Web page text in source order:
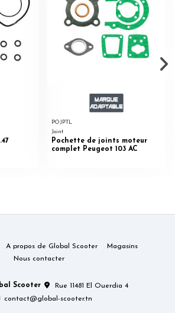
POJPTL
Joint
Pochette de joints moteur
complet Peugeot 103 AC
A propos de Global Scooter
Magasins
Nous contacter
Scooter
Rue 11481 El Ouerdia 4
contact@global-scooter.tn